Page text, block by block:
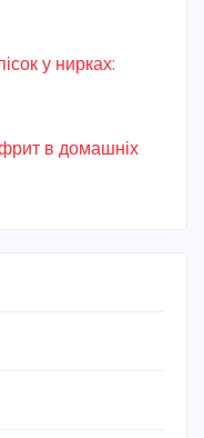
у нирках:
в домашніх